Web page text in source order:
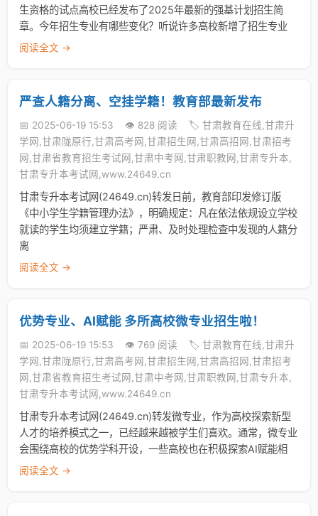
生资格的试点高校已经发布了2025年最新的强基计划招生简
章。今年招生专业有哪些变化？听说许多高校新增了招生专业
阅读全文 →
严查人籍分离、空挂学籍！教育部最新发布
📅 2025-06-19 15:53 👁️ 828 阅读
🏷️ 甘肃教育在线,甘肃升
学网,甘肃陇原行,甘肃高考网,甘肃招生网,甘肃高招网,甘肃招考
网,甘肃省教育招生考试网,甘肃中考网,甘肃职教网,甘肃专升本,
甘肃专升本考试网,www.24649.cn
甘肃专升本考试网(24649.cn)转发日前，教育部印发修订版
《中小学生学籍管理办法》，明确规定：凡在依法依规设立学校
就读的学生均须建立学籍；严肃、及时处理检查中发现的人籍分
离
阅读全文 →
优势专业、AI赋能 多所高校微专业招生啦！
📅 2025-06-19 15:53 👁️ 769 阅读
🏷️ 甘肃教育在线,甘肃升
学网,甘肃陇原行,甘肃高考网,甘肃招生网,甘肃高招网,甘肃招考
网,甘肃省教育招生考试网,甘肃中考网,甘肃职教网,甘肃专升本,
甘肃专升本考试网,www.24649.cn
甘肃专升本考试网(24649.cn)转发微专业，作为高校探索新型
人才的培养模式之一，已经越来越被学生们喜欢。通常，微专业
会围绕高校的优势学科开设，一些高校也在积极探索AI赋能相
阅读全文 →